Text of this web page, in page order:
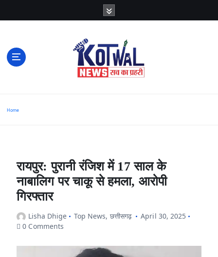
p
Home
रायपुर: पुरानी रंजिश में 17 साल के
नाबालिग पर चाकू से हमला, आरोपी
गिरफ्तार
Lisha Dhige Top News, छत्तीसगढ़
April 30, 2025
0 Comments